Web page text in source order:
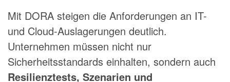
Mit DORA steigen die Anforderungen an IT-
und Cloud-Auslagerungen deutlich.
Unternehmen müssen nicht nur
Sicherheitsstandards einhalten, sondern auch
Resilienztests, Szenarien und